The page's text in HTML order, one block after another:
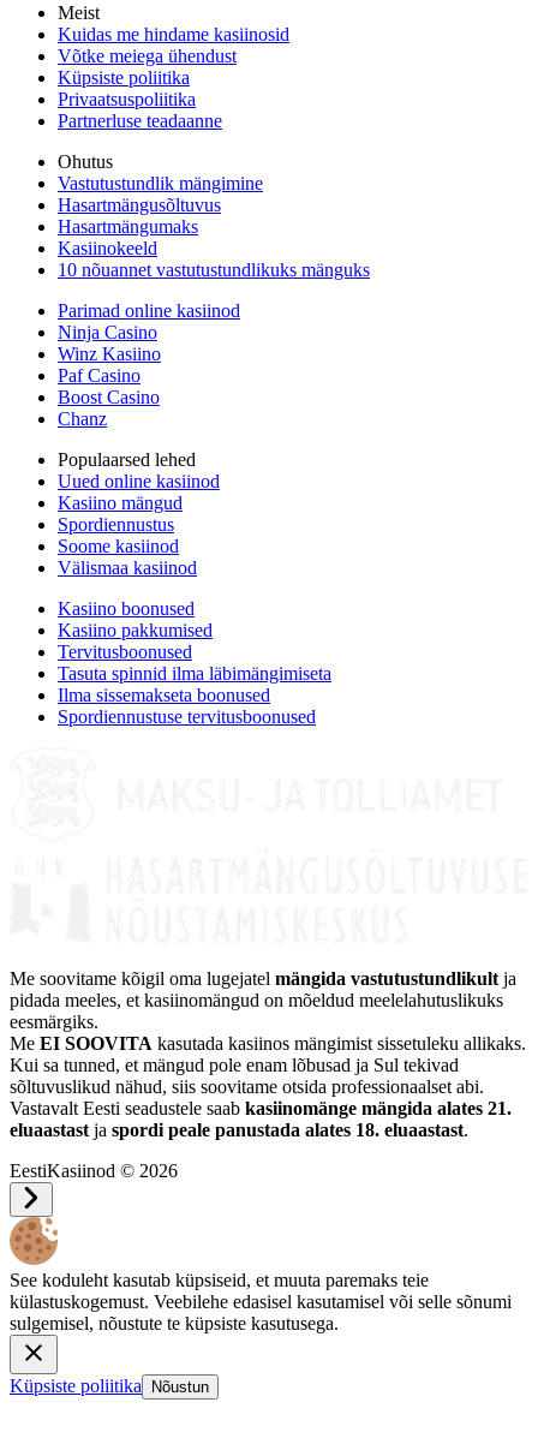
Meist
Kuidas me hindame kasiinosid
Võtke meiega ühendust
Küpsiste poliitika
Privaatsuspoliitika
Partnerluse teadaanne
Ohutus
Vastutustundlik mängimine
Hasartmängusõltuvus
Hasartmängumaks
Kasiinokeeld
10 nõuannet vastutustundlikuks mänguks
Parimad online kasiinod
Ninja Casino
Winz Kasiino
Paf Casino
Boost Casino
Chanz
Populaarsed lehed
Uued online kasiinod
Kasiino mängud
Spordiennustus
Soome kasiinod
Välismaa kasiinod
Kasiino boonused
Kasiino pakkumised
Tervitusboonused
Tasuta spinnid ilma läbimängimiseta
Ilma sissemakseta boonused
Spordiennustuse tervitusboonused
Me soovitame kõigil oma lugejatel mängida vastutustundlikult ja
pidada meeles, et kasiinomängud on mõeldud meelelahutuslikuks
eesmärgiks.
Me EI SOOVITA kasutada kasiinos mängimist sissetuleku allikaks.
Kui sa tunned, et mängud pole enam lõbusad ja Sul tekivad
sõltuvuslikud nähud, siis soovitame otsida professionaalset abi.
Vastavalt Eesti seadustele saab kasiinomänge mängida alates 21.
eluaastast ja spordi peale panustada alates 18. eluaastast.
EestiKasiinod © 2026
See koduleht kasutab küpsiseid, et muuta paremaks teie
külastuskogemust. Veebilehe edasisel kasutamisel või selle sõnumi
sulgemisel, nõustute te küpsiste kasutusega.
Küpsiste poliitika Nõustun